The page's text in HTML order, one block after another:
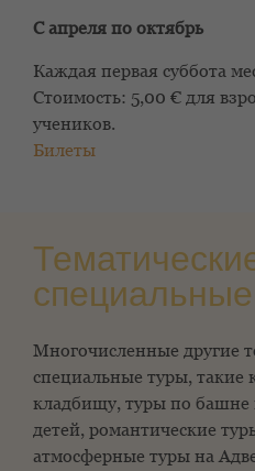
С апреля по октябрь
Каждая первая суббота
Стоимость: 5,00 € для
учеников.
Билеты
Многочисленные другие
специальные туры, такие
кладбищу, туры по башне
детей, романтические
атмосферные туры на